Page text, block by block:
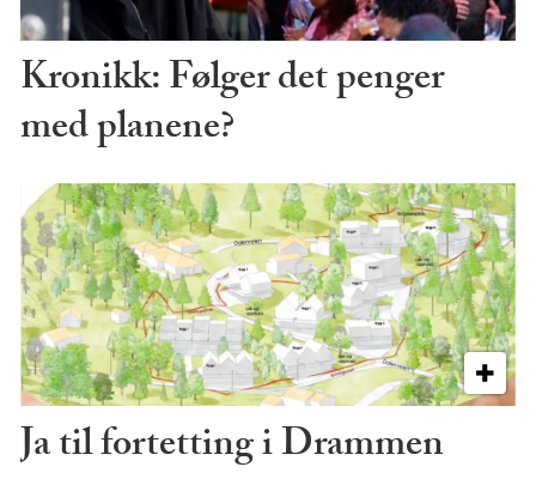
Kronikk: Følger det penger
med planene?
Ja til fortetting i Drammen